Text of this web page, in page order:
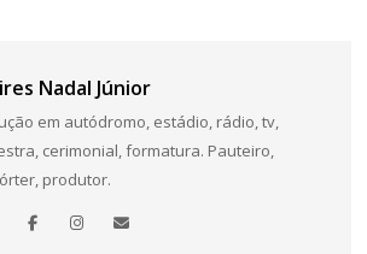
Nadal Júnior
em autódromo, estádio, rádio, tv,
cerimonial, formatura. Pauteiro,
produtor.